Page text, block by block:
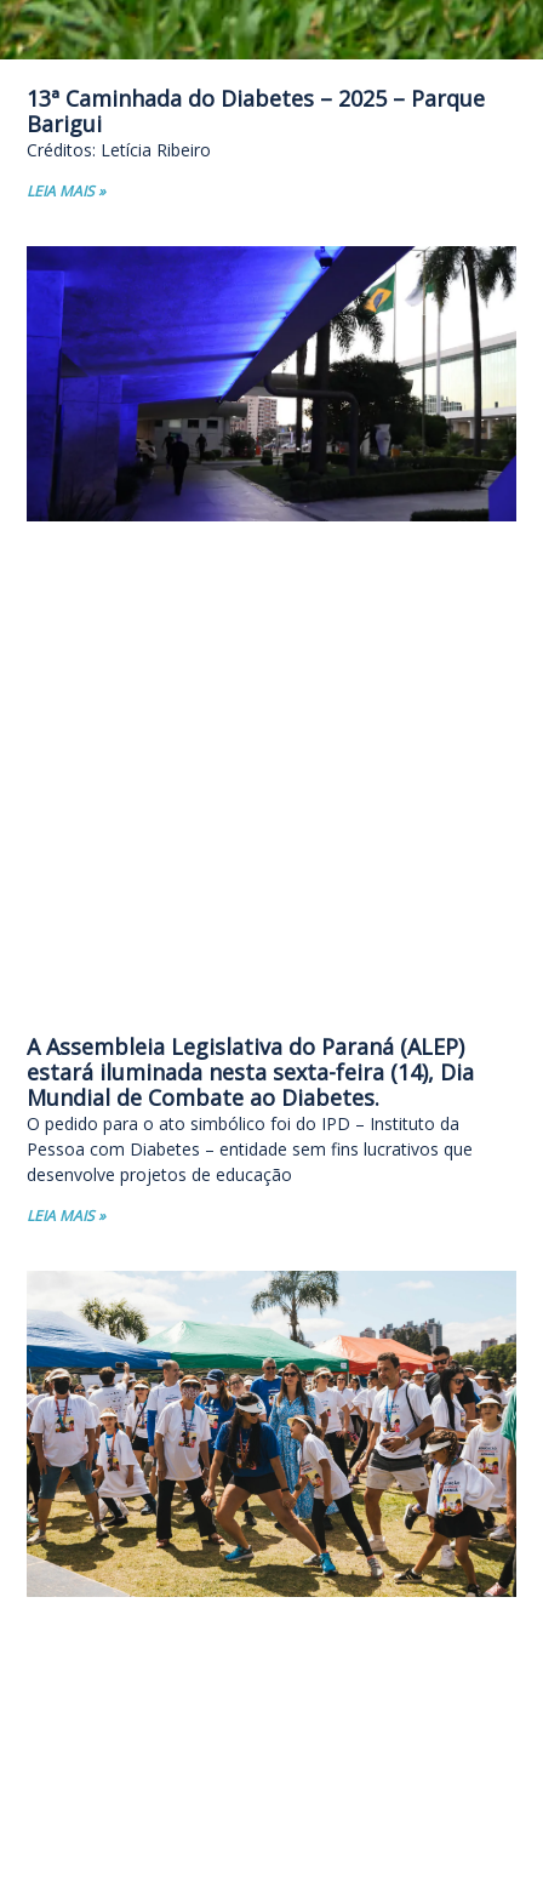
13ª Caminhada do Diabetes – 2025 – Parque
Barigui
Créditos: Letícia Ribeiro
LEIA MAIS »
A Assembleia Legislativa do Paraná (ALEP)
estará iluminada nesta sexta-feira (14), Dia
Mundial de Combate ao Diabetes.
O pedido para o ato simbólico foi do IPD – Instituto da
Pessoa com Diabetes – entidade sem fins lucrativos que
desenvolve projetos de educação
LEIA MAIS »